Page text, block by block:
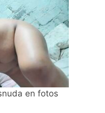
en fotos